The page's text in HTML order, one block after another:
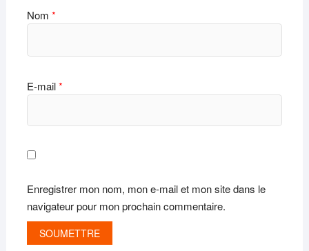
Nom *
E-mail*
Enregistrer mon nom, mon e-mail et mon site dans le
navigateur pour mon prochain commentaire.